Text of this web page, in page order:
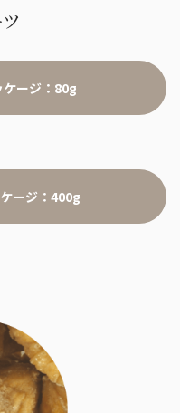
ケージ：80g
ージ：400g